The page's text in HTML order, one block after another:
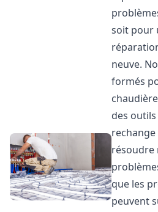
soit pour
neuve.
formés
des
résoudre
que les
peuvent